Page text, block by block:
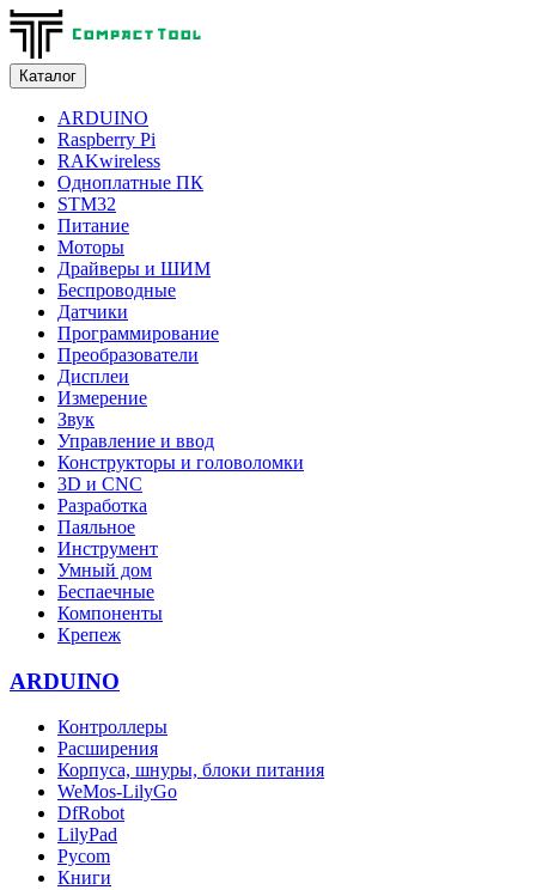
Каталог
ARDUINO
Raspberry Pi
RAKwireless
Одноплатные ПК
STM32
Питание
Моторы
Драйверы и ШИМ
Беспроводные
Датчики
Программирование
Преобразователи
Дисплеи
Измерение
Звук
Управление и ввод
Конструкторы и головоломки
3D и CNC
Разработка
Паяльное
Инструмент
Умный дом
Беспаечные
Компоненты
Крепеж
ARDUINO
Контроллеры
Расширения
Корпуса, шнуры, блоки питания
WeMos-LilyGo
DfRobot
LilyPad
Pycom
Книги